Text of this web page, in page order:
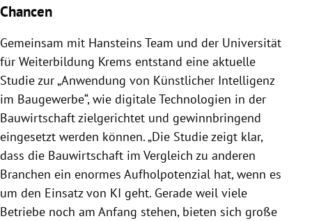
Chancen
Gemeinsam mit Hansteins Team und der Universität
für Weiterbildung Krems entstand eine aktuelle
Studie zur „Anwendung von Künstlicher Intelligenz
im Baugewerbe“, wie digitale Technologien in der
Bauwirtschaft zielgerichtet und gewinnbringend
eingesetzt werden können. „Die Studie zeigt klar,
dass die Bauwirtschaft im Vergleich zu anderen
Branchen ein enormes Aufholpotenzial hat, wenn es
um den Einsatz von KI geht. Gerade weil viele
Betriebe noch am Anfang stehen, bieten sich große